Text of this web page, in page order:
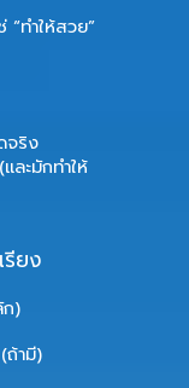
“ทำให้สวย”
จริง
ละมักทำให้
รียง
)
ถ้ามี)